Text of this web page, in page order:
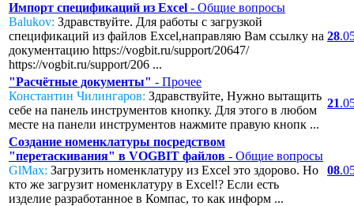
Импорт спецификаций из Excel - Общие вопросы
Balukov: Здравствуйте. Для работы с загрузкой
спецификаций из файлов Excel,направляю Вам ссылку на
документацию https://vogbit.ru/support/20647/
https://vogbit.ru/support/206 ...
28
"Расчётные документы" - Прочее
Константин Чилингаров: Здравствуйте, Нужно вытащить
себе на панель инструментов кнопку. Для этого в любом
месте на панели инструментов нажмите правую кнопк ...
21
Создание номенклатуры посредством
"перетаскивания" в VOGBIT файлов - Общие вопросы
GlMax: Загрузить номенклатуру из Excel это здорово. Но
кто же загрузит номенклатуру в Excel!? Если есть
изделие разработанное в Компас, то как информ ...
08